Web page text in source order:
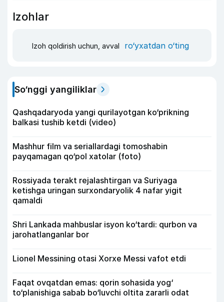
Izohlar
Izoh qoldirish uchun, avval ro‘yxatdan o‘ting
So‘nggi yangiliklar
Qashqadaryoda yangi qurilayotgan ko‘prikning
balkasi tushib ketdi (video)
Mashhur film va seriallardagi tomoshabin
payqamagan qo‘pol xatolar (foto)
Rossiyada terakt rejalashtirgan va Suriyaga
ketishga uringan surxondaryolik 4 nafar yigit
qamaldi
Shri Lankada mahbuslar isyon ko‘tardi: qurbon va
jarohatlanganlar bor
Lionel Messining otasi Xorxe Messi vafot etdi
Faqat ovqatdan emas: qorin sohasida yog‘
to‘planishiga sabab bo‘luvchi oltita zararli odat